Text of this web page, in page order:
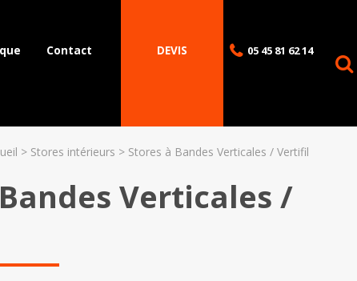
Contact DEVIS 05 45 81 62 14
Stores intérieurs Stores à Bandes Verticales / Vertifil
Verticales /